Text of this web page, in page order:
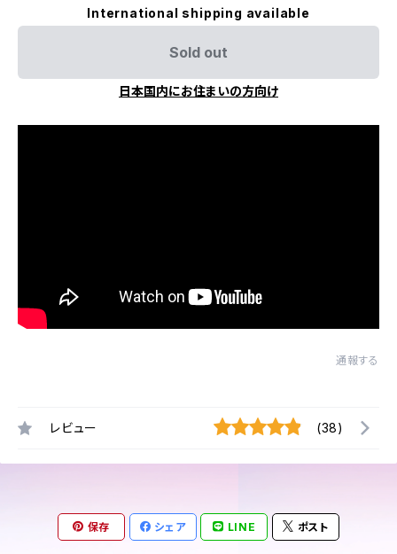
International shipping available
Sold out
日本国内にお住まいの方向け
通報する
レビュー (38)
保存 シェア LINE ポスト